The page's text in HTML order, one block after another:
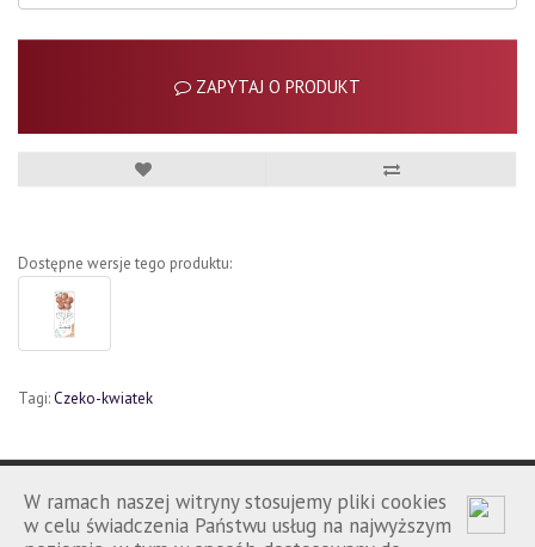
W ramach naszej witryny stosujemy pliki cookies
w celu świadczenia Państwu usług na najwyższym
ZAPYTAJ O PRODUKT
Dostępne wersje tego produktu:
Tagi: Czeko-kwiatek